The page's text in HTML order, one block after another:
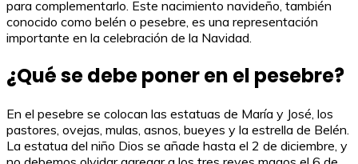
para complementarlo. Este nacimiento navideño, también
conocido como belén o pesebre, es una representación
importante en la celebración de la Navidad.
¿Qué se debe poner en el pesebre?
En el pesebre se colocan las estatuas de María y José, los
pastores, ovejas, mulas, asnos, bueyes y la estrella de Belén.
La estatua del niño Dios se añade hasta el 2 de diciembre, y